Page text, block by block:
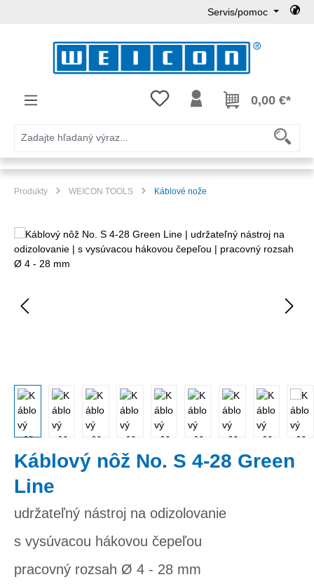
Servis/pomoc
Máte 0 položky zoznamu želaní
0,00 €*
Produkty WEICON TOOLS Káblové nože
Preskočiť galériu obrázkov
Káblový nôž No. S 4-28 Green
Line
udržateľný nástroj na odizolovanie
s vysúvacou hákovou čepeľou
pracovný rozsah Ø 4 - 28 mm